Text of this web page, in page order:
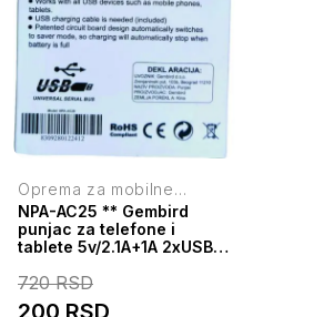
Oprema za mobilne
telefone
NPA-AC25 ** Gembird
punjac za telefone i
tablete 5v/2.1A+1A 2xUSB
1M(263) 38928
720RSD
200 RSD